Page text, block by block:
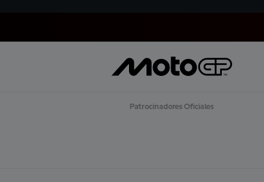
Patrocinadores Oficiales